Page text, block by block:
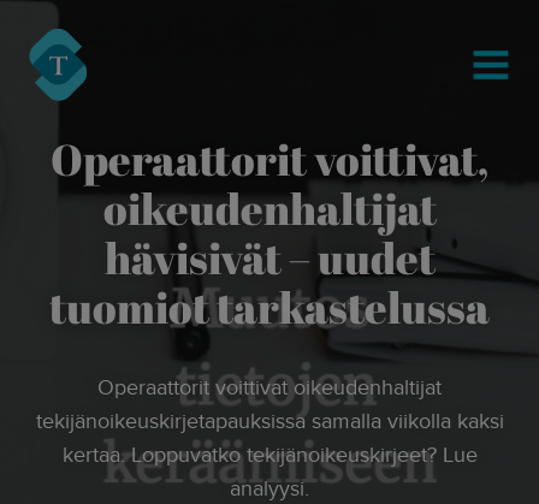
Turre Legal
MENU
Operaattorit voittivat,
oikeudenhaltijat
hävisivät – uudet
tuomiot tarkastelussa
Operaattorit voittivat oikeudenhaltijat
tekijänoikeuskirjetapauksissa samalla viikolla kaksi
kertaa. Loppuvatko tekijänoikeuskirjeet? Lue
analyysi.